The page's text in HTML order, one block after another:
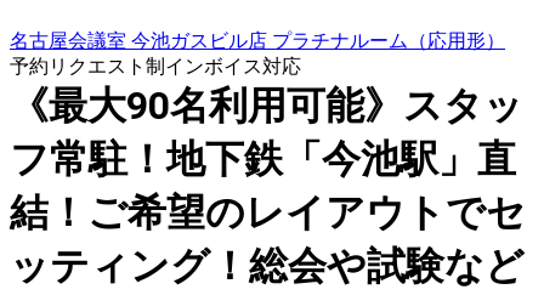
名古屋会議室 今池ガスビル店 プラチナルーム（応用形）
予約リクエスト制インボイス対応
《最大90名利用可能》スタッ
フ常駐！地下鉄「今池駅」直
結！ご希望のレイアウトでセ
ッティング！総会や試験など